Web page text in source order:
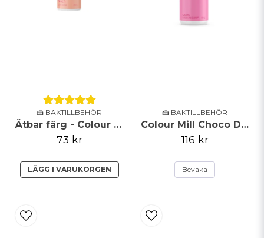
🍰 BAKTILLBEHÖR
Ätbar färg - Colour Mill - Peach - 20ml
73 kr
LÄGG I VARUKORGEN
🍰 BAKTILLBEHÖR
Colour Mill Choco Drip - Candy - 125g
116 kr
Bevaka